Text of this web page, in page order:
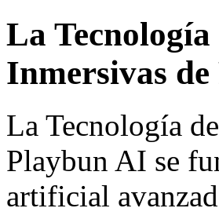
La
Inmersivas
La Tecnología
Playbun AI se
artificial